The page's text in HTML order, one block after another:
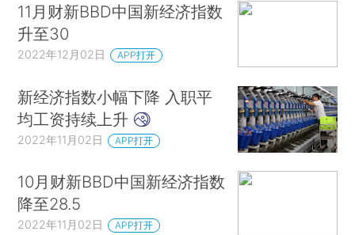
11月财新BBD中国新经济指数
升至30
2022年12月02日 APP打开
新经济指数小幅下降 入职平
均工资持续上升
2022年11月02日 APP打开
10月财新BBD中国新经济指数
降至28.5
2022年11月02日 APP打开